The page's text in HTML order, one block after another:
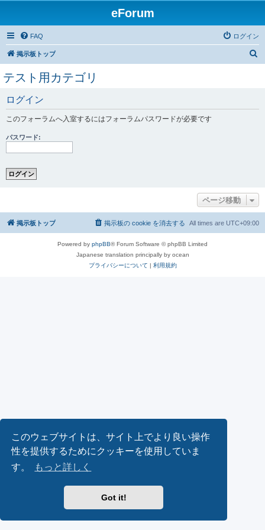
このウェブサイトは、サイト上でより良い操作
性を提供するためにクッキーを使用していま
す。
もっと詳しく
Got it!
eForum
FAQ ログイン
掲示板トップ
テスト用カテゴリ
ログイン
このフォーラムへ入室するにはフォーラムパスワードが必要です
パスワード:
ページ移動
掲示板トップ All times are UTC+09:00
掲示板の cookie を消去する
Powered by phpBB® Forum Software © phpBB Limited
Japanese translation principally by ocean
プライバシーについて | 利用規約